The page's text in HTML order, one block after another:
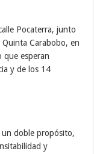
Pocaterra, junto
Quinta Carabobo, en
que esperan
y de los 14
un doble propósito,
y